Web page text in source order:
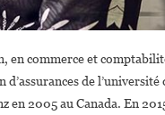
en commerce et
de
en 2005 au Canada. En